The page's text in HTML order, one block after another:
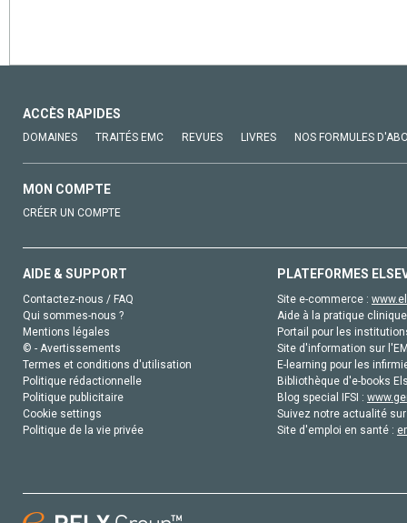
ACCÈS RAPIDES
DOMAINES TRAITÉS EMC REVUES LIVRES NOS FORMULES
MON COMPTE
CRÉER UN COMPTE
AIDE & SUPPORT
Contactez-nous / FAQ
Qui sommes-nous ?
Mentions légales
© - Avertissements
Termes et conditions d'utilisation
Politique rédactionnelle
Politique publicitaire
Cookie settings
Politique de la vie privée
PLATEFORMES
Site e-commerce :
Aide à la pratique
Portail pour les
Site d'information sur
E-learning pour les
Bibliothèque d'e-books
Blog special IFSI :
Suivez notre actualité
Site d'emploi en santé :